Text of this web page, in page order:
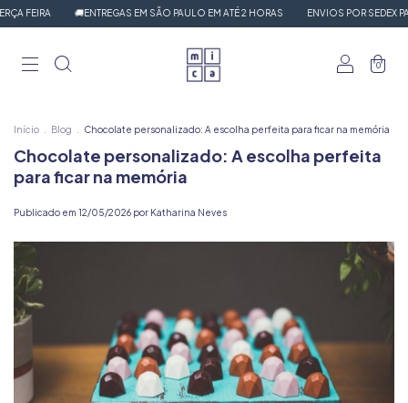
FEIRA 🚚ENTREGAS EM SÃO PAULO EM ATÉ 2 HORAS ENVIOS POR SEDEX
0
Início Blog Chocolate personalizado: A escolha perfeita para ficar na memória
Chocolate personalizado: A escolha perfeita
para ficar na memória
Publicado em 12/05/2026 por Katharina Neves